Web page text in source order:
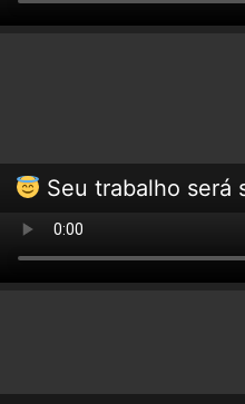
Seu trabalho será